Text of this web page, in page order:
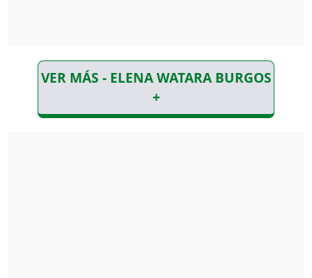
VER MÁS - ELENA WATARA BURGOS
+